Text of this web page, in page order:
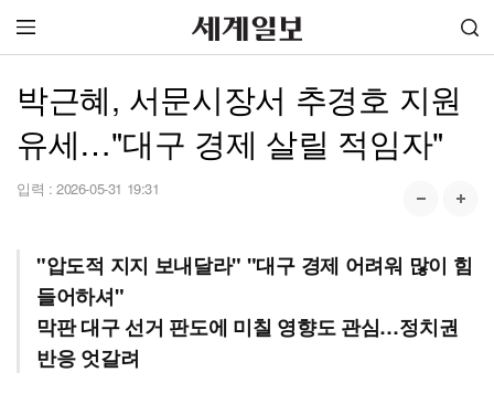
박근혜, 서문시장서 추경호 지원
유세…"대구 경제 살릴 적임자"
입력 : 2026-05-31 19:31
"압도적 지지 보내달라" "대구 경제 어려워 많이 힘
들어하셔"
막판 대구 선거 판도에 미칠 영향도 관심…정치권
반응 엇갈려